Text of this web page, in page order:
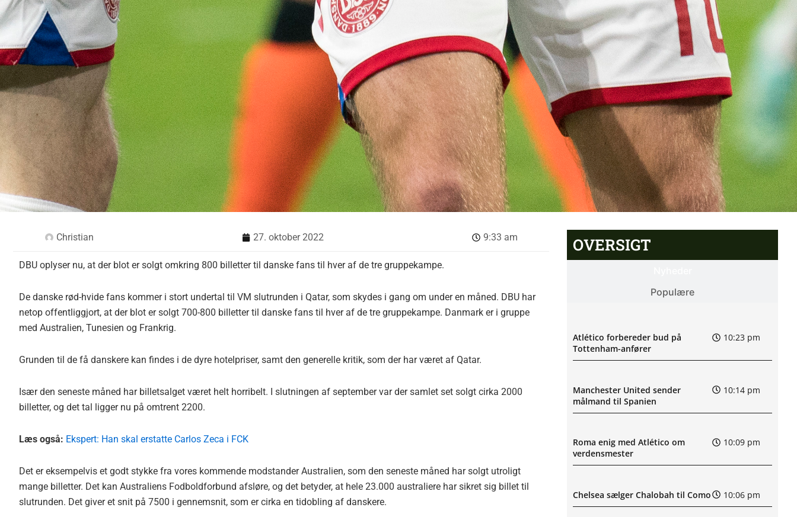
Christian 27. oktober 2022 9:33 am
DBU oplyser nu, at der blot er solgt omkring 800 billetter til danske fans til hver af de tre gruppekampe.
De danske rød-hvide fans kommer i stort undertal til VM slutrunden i Qatar, som skydes i gang om under en måned. DBU har
netop offentliggjort, at der blot er solgt 700-800 billetter til danske fans til hver af de tre gruppekampe. Danmark er i gruppe
med Australien, Tunesien og Frankrig.
Grunden til de få danskere kan findes i de dyre hotelpriser, samt den generelle kritik, som der har været af Qatar.
Især den seneste måned har billetsalget været helt horribelt. I slutningen af september var der samlet set solgt cirka 2000
billetter, og det tal ligger nu på omtrent 2200.
Læs også: Ekspert: Han skal erstatte Carlos Zeca i FCK
Det er eksempelvis et godt stykke fra vores kommende modstander Australien, som den seneste måned har solgt utroligt
mange billetter. Det kan Australiens Fodboldforbund afsløre, og det betyder, at hele 23.000 australiere har sikret sig billet til
slutrunden. Det giver et snit på 7500 i gennemsnit, som er cirka en tidobling af danskere.
OVERSIGT
Populære
Atlético forbereder bud på
Tottenham-anfører
10:23 pm
Manchester United sender
målmand til Spanien
10:14 pm
Roma enig med Atlético om
verdensmester
10:09 pm
Chelsea sælger Chalobah til Como 10:06 pm